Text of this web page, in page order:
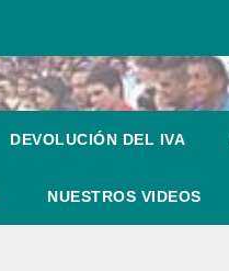
DEVOLUCIÓN DEL IVA
NUESTROS VIDEOS